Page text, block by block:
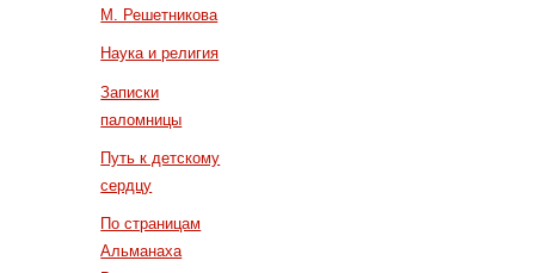
М. Решетникова
Наука и религия
Записки
паломницы
Путь к детскому
сердцу
По страницам
Альманаха